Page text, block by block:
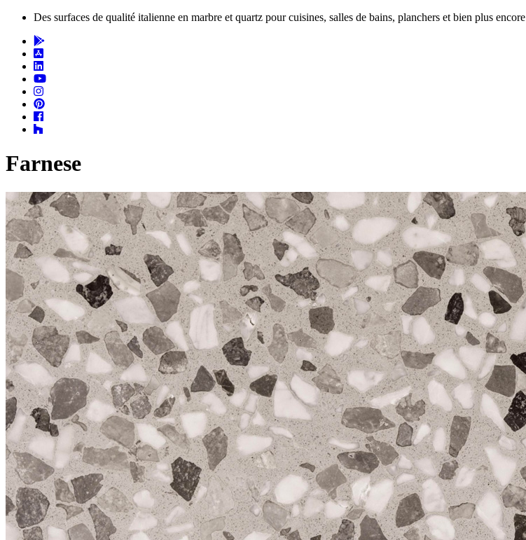
Des surfaces de qualité italienne en marbre et quartz pour cuisines, salles de bains, planchers et bien plus encore
Farnese